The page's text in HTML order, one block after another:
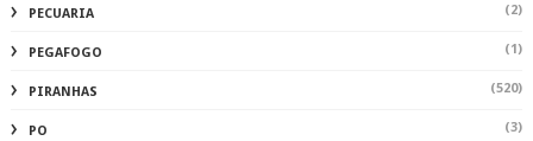
PECUARIA (2)
PEGAFOGO (1)
PIRANHAS (520)
PO (3)